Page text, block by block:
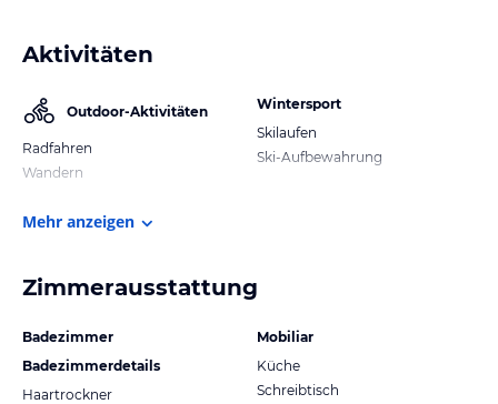
Aktivitäten
Outdoor-Aktivitäten
Radfahren
Wandern
Wintersport
Skilaufen
Ski-Aufbewahrung
Mehr anzeigen
Zimmerausstattung
Badezimmer
Badezimmerdetails
Haartrockner
Mobiliar
Küche
Schreibtisch